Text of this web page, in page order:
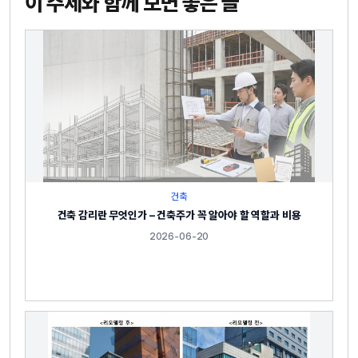
건축
건축 감리란 무엇인가 – 건축주가 꼭 알아야 할 역할과 비용
2026-06-20